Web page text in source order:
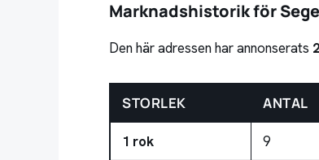
Marknadshistorik för
Den här adressen har annonserats
STORLEK ANTAL
1 rok 9